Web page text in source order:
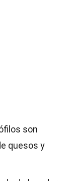
son
quesos y